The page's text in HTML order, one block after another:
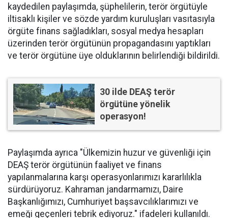
kaydedilen paylaşımda, şüphelilerin, terör örgütüyle
iltisaklı kişiler ve sözde yardım kuruluşları vasıtasıyla
örgüte finans sağladıkları, sosyal medya hesapları
üzerinden terör örgütünün propagandasını yaptıkları
ve terör örgütüne üye olduklarının belirlendiği bildirildi.
30 ilde DEAŞ terör
örgütüne yönelik
operasyon!
Paylaşımda ayrıca "Ülkemizin huzur ve güvenliği için
DEAŞ terör örgütünün faaliyet ve finans
yapılanmalarına karşı operasyonlarımızı kararlılıkla
sürdürüyoruz. Kahraman jandarmamızı, Daire
Başkanlığımızı, Cumhuriyet başsavcılıklarımızı ve
emeği geçenleri tebrik ediyoruz." ifadeleri kullanıldı.